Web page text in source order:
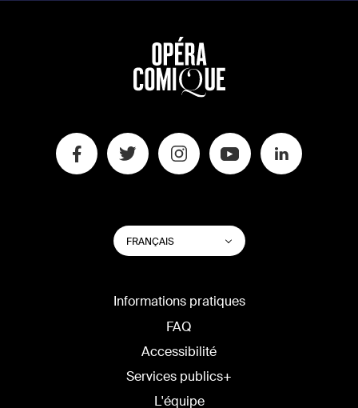
CHANGER
LA
LANGUE
FRANÇAIS Lister les actions
Informations pratiques
FAQ
Accessibilité
Services publics+
L'équipe